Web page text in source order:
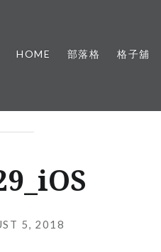
HOME 部落格 格子舖
5, 2018